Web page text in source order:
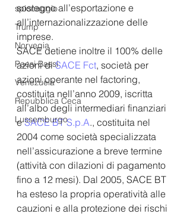
spionaggio
Trump
Norvegia
Paesi Bassi
Venezuela
Repubblica Ceca
Lussemburgo
sostegno all’esportazione e
all’internazionalizzazione delle
imprese.
SACE detiene inoltre il 100% delle
azioni di SACE Fct, società per
azioni operante nel factoring,
costituita nell’anno 2009, iscritta
all’albo degli intermediari finanziari
e SACE BT S.p.A., costituita nel
2004 come società specializzata
nell’assicurazione a breve termine
(attività con dilazioni di pagamento
fino a 12 mesi). Dal 2005, SACE BT
ha esteso la propria operatività alle
cauzioni e alla protezione dei rischi